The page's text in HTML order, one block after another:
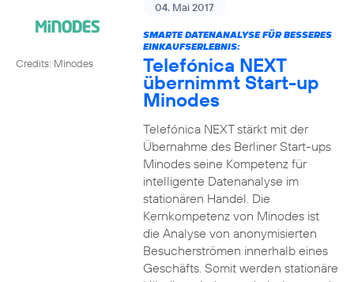
Credits: Minodes
04. Mai 2017
SMARTE DATENANALYSE FÜR BESSERES
EINKAUFSERLEBNIS:
Telefónica NEXT
übernimmt Start-up
Minodes
Telefónica NEXT stärkt mit der
Übernahme des Berliner Start-ups
Minodes seine Kompetenz für
intelligente Datenanalyse im
stationären Handel. Die
Kernkompetenz von Minodes ist
die Analyse von anonymisierten
Besucherströmen innerhalb eines
Geschäfts. Somit werden stationäre